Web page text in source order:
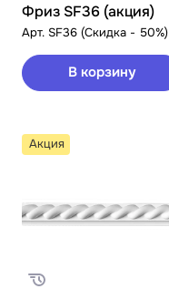
Фриз SF36 (акция)
Арт. SF36 (Скидка - 50%)
В корзину
Акция